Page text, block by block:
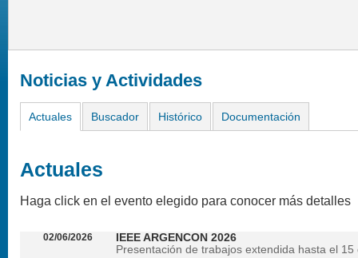
Noticias y Actividades
Actuales Buscador Histórico Documentación
Actuales
Haga click en el evento elegido para conocer más detalles
02/06/2026
IEEE ARGENCON 2026
Presentación de trabajos extendida hasta el 15